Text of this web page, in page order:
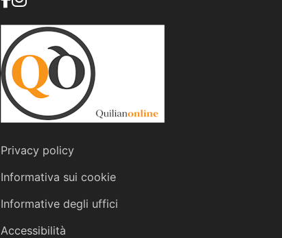
Privacy policy
Informativa sui cookie
Informative degli uffici
Accessibilità